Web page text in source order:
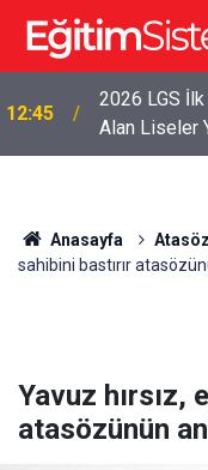
12:45
2026 LGS İlk
Alan Liseler
Anasayfa
sahibini bastırır
Yavuz hırsız,
atasözünün